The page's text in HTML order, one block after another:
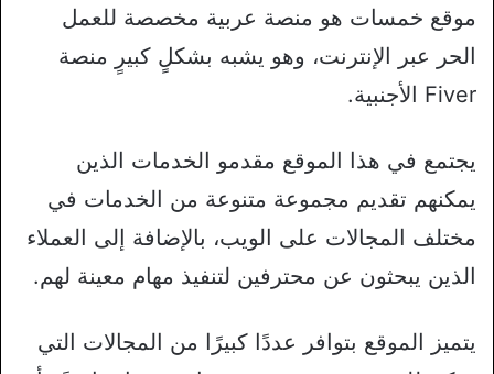
موقع خمسات هو منصة عربية مخصصة للعمل
الحر عبر الإنترنت، وهو يشبه بشكلٍ كبيرٍ منصة
Fiver الأجنبية.
يجتمع في هذا الموقع مقدمو الخدمات الذين
يمكنهم تقديم مجموعة متنوعة من الخدمات في
مختلف المجالات على الويب، بالإضافة إلى العملاء
الذين يبحثون عن محترفين لتنفيذ مهام معينة لهم.
يتميز الموقع بتوافر عددًا كبيرًا من المجالات التي